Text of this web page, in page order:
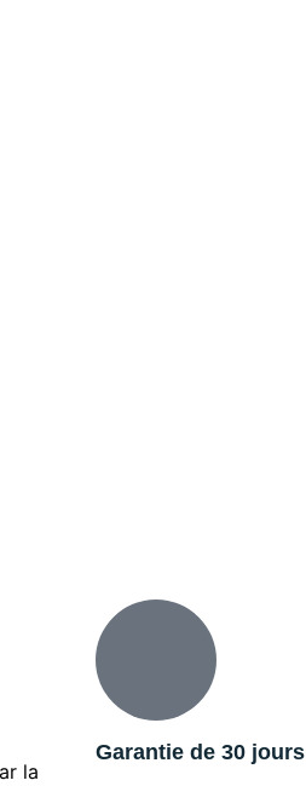
la
Garantie de 30 jours